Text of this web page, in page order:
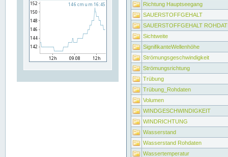
Richtung Hauptseegang
SAUERSTOFFGEHALT
SAUERSTOFFGEHALT
Sichtweite
SignifikanteWellenhöhe
Strömungsgeschwindigkeit
Strömungsrichtung
Trübung
Trübung_Rohdaten
Volumen
WINDGESCHWINDIGKEIT
WINDRICHTUNG
Wasserstand
Wasserstand Rohdaten
Wassertemperatur